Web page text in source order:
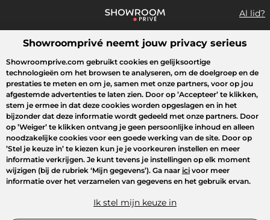
Al lid?
Wat zoek je?
Overzicht sales Sport Fashion Kids Beauty
Showroomprivé neemt jouw privacy serieus
Showroomprive.com gebruikt cookies en gelijksoortige
technologieën om het browsen te analyseren, om de doelgroep en de
prestaties te meten en om je, samen met onze partners, voor op jou
afgestemde advertenties te laten zien. Door op ’Accepteer’ te klikken,
stem je ermee in dat deze cookies worden opgeslagen en in het
bijzonder dat deze informatie wordt gedeeld met onze partners. Door
op ’Weiger’ te klikken ontvang je geen persoonlijke inhoud en alleen
noodzakelijke cookies voor een goede werking van de site. Door op
’Stel je keuze in’ te kiezen kun je je voorkeuren instellen en meer
informatie verkrijgen. Je kunt tevens je instellingen op elk moment
wijzigen (bij de rubriek ‘Mijn gegevens’). Ga naar ici voor meer
informatie over het verzamelen van gegevens en het gebruik ervan.
Ik stel mijn keuze in